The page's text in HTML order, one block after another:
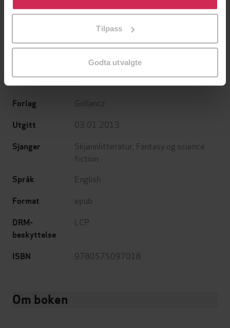
tilpasse ditt samtykke til spesifikke formål ved å klikke
Tilpass
Godta utvalgte
Jo Nesbø
Jørn Lier Horst
Jaine Fenn(forfatter)
Forlag Gollancz
Utgitt 03.01.2013
Sjanger Skjønnlitteratur Fantasy og science
fiction
Språk English
Format epub
DRM-
beskyttelse
LCP
ISBN 9780575097018
Om boken